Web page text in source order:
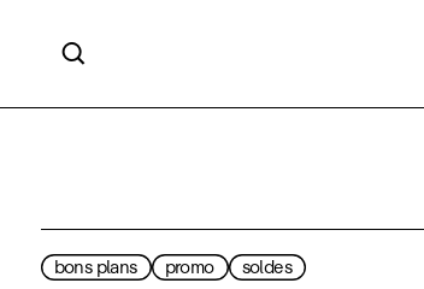

bons plans promo
soldes